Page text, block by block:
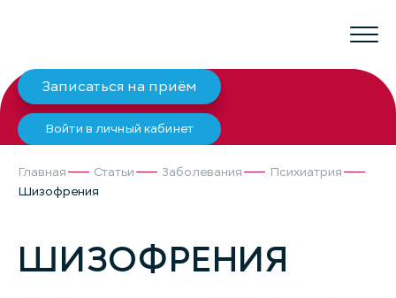
Записаться на приём
Войти в личный кабинет
Главная Статьи Заболевания
Психиатрия
Шизофрения
ШИЗОФРЕНИЯ